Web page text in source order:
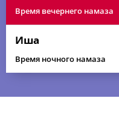
Время вечернего намаза
Иша
Время ночного намаза